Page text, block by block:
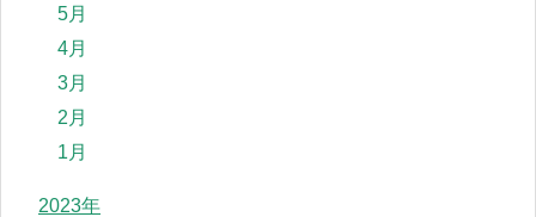
5月
4月
3月
2月
1月
2023年